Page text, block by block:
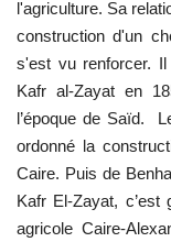
Le citoyen
Documents
L'exposition
Références
l'agriculture. Sa
construction d'un
s'est vu renforcer.
Kafr al-Zayat en
l’époque de Saïd.
ordonné la
Caire. Puis de
Kafr El-Zayat, c’est
agricole Caire-